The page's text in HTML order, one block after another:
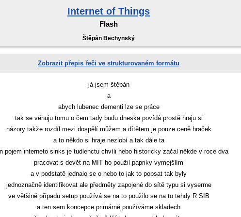
Internet of Things
Flash
Štěpán Bechynský
Zobrazit přepis řeči ve strukturovaném formátu
já jsem štěpán
a
abych lubenec dementi lze se práce
tak se věnuju tomu o čem tady budu dneska povídá prostě hraju si
názory takže rozdíl mezi dospělí můžem a dítětem je pouze ceně hraček
a to někdo si hraje nezlobí a tak dále ta
pojem interneto sinks je tudlenctu chvíli nebo historicky začal někde v roce dva
pracovat s devět na MIT ho použil papriky vymejšlím
a v podstatě jednalo se o nebo to jak to popsat tak byly
jednoznačně identifikovat ale předměty zapojené do sítě typu si vyserme
ve většině případů setup používá se na to použilo se na to tehdy R SIB
a ten sem koncepce primárně používáme skladech